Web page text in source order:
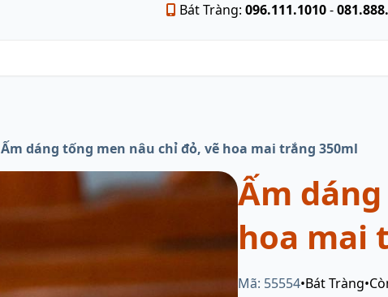
Bát Tràng: 096.111.1010-
Ấm dáng tống men nâu chỉ đỏ, vẽ hoa mai trắng 350ml
Ấm
hoa mai
Mã: 55554•Bát Tràng•